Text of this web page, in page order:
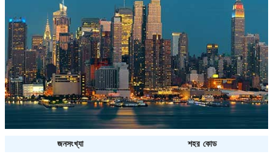
জনসংখ্যা শহর কোড